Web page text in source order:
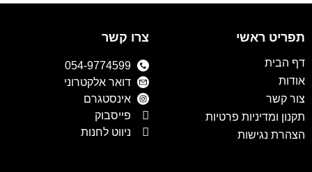
תפריט ראשי
דף הבית
אודות
צור קשר
תקנון ומדיניות פרטיות
הצהרת נגישות
צרו קשר
054-9774599
דואר אלקטרוני
אינסטגרם
פייסבוק
ניווט לחנות